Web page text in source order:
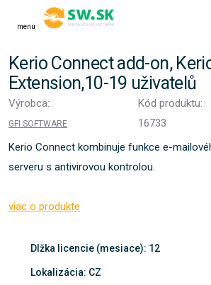
menu
Kerio Connect add-on,
Extension,10-19 uživatelů
Výrobca:
GFI SOFTWARE
Kód produktu:
16733
Kerio Connect kombinuje funkce e-
serveru s antivirovou kontrolou.
viac o produkte
Dlžka licencie (mesiace): 12
Lokalizácia: CZ